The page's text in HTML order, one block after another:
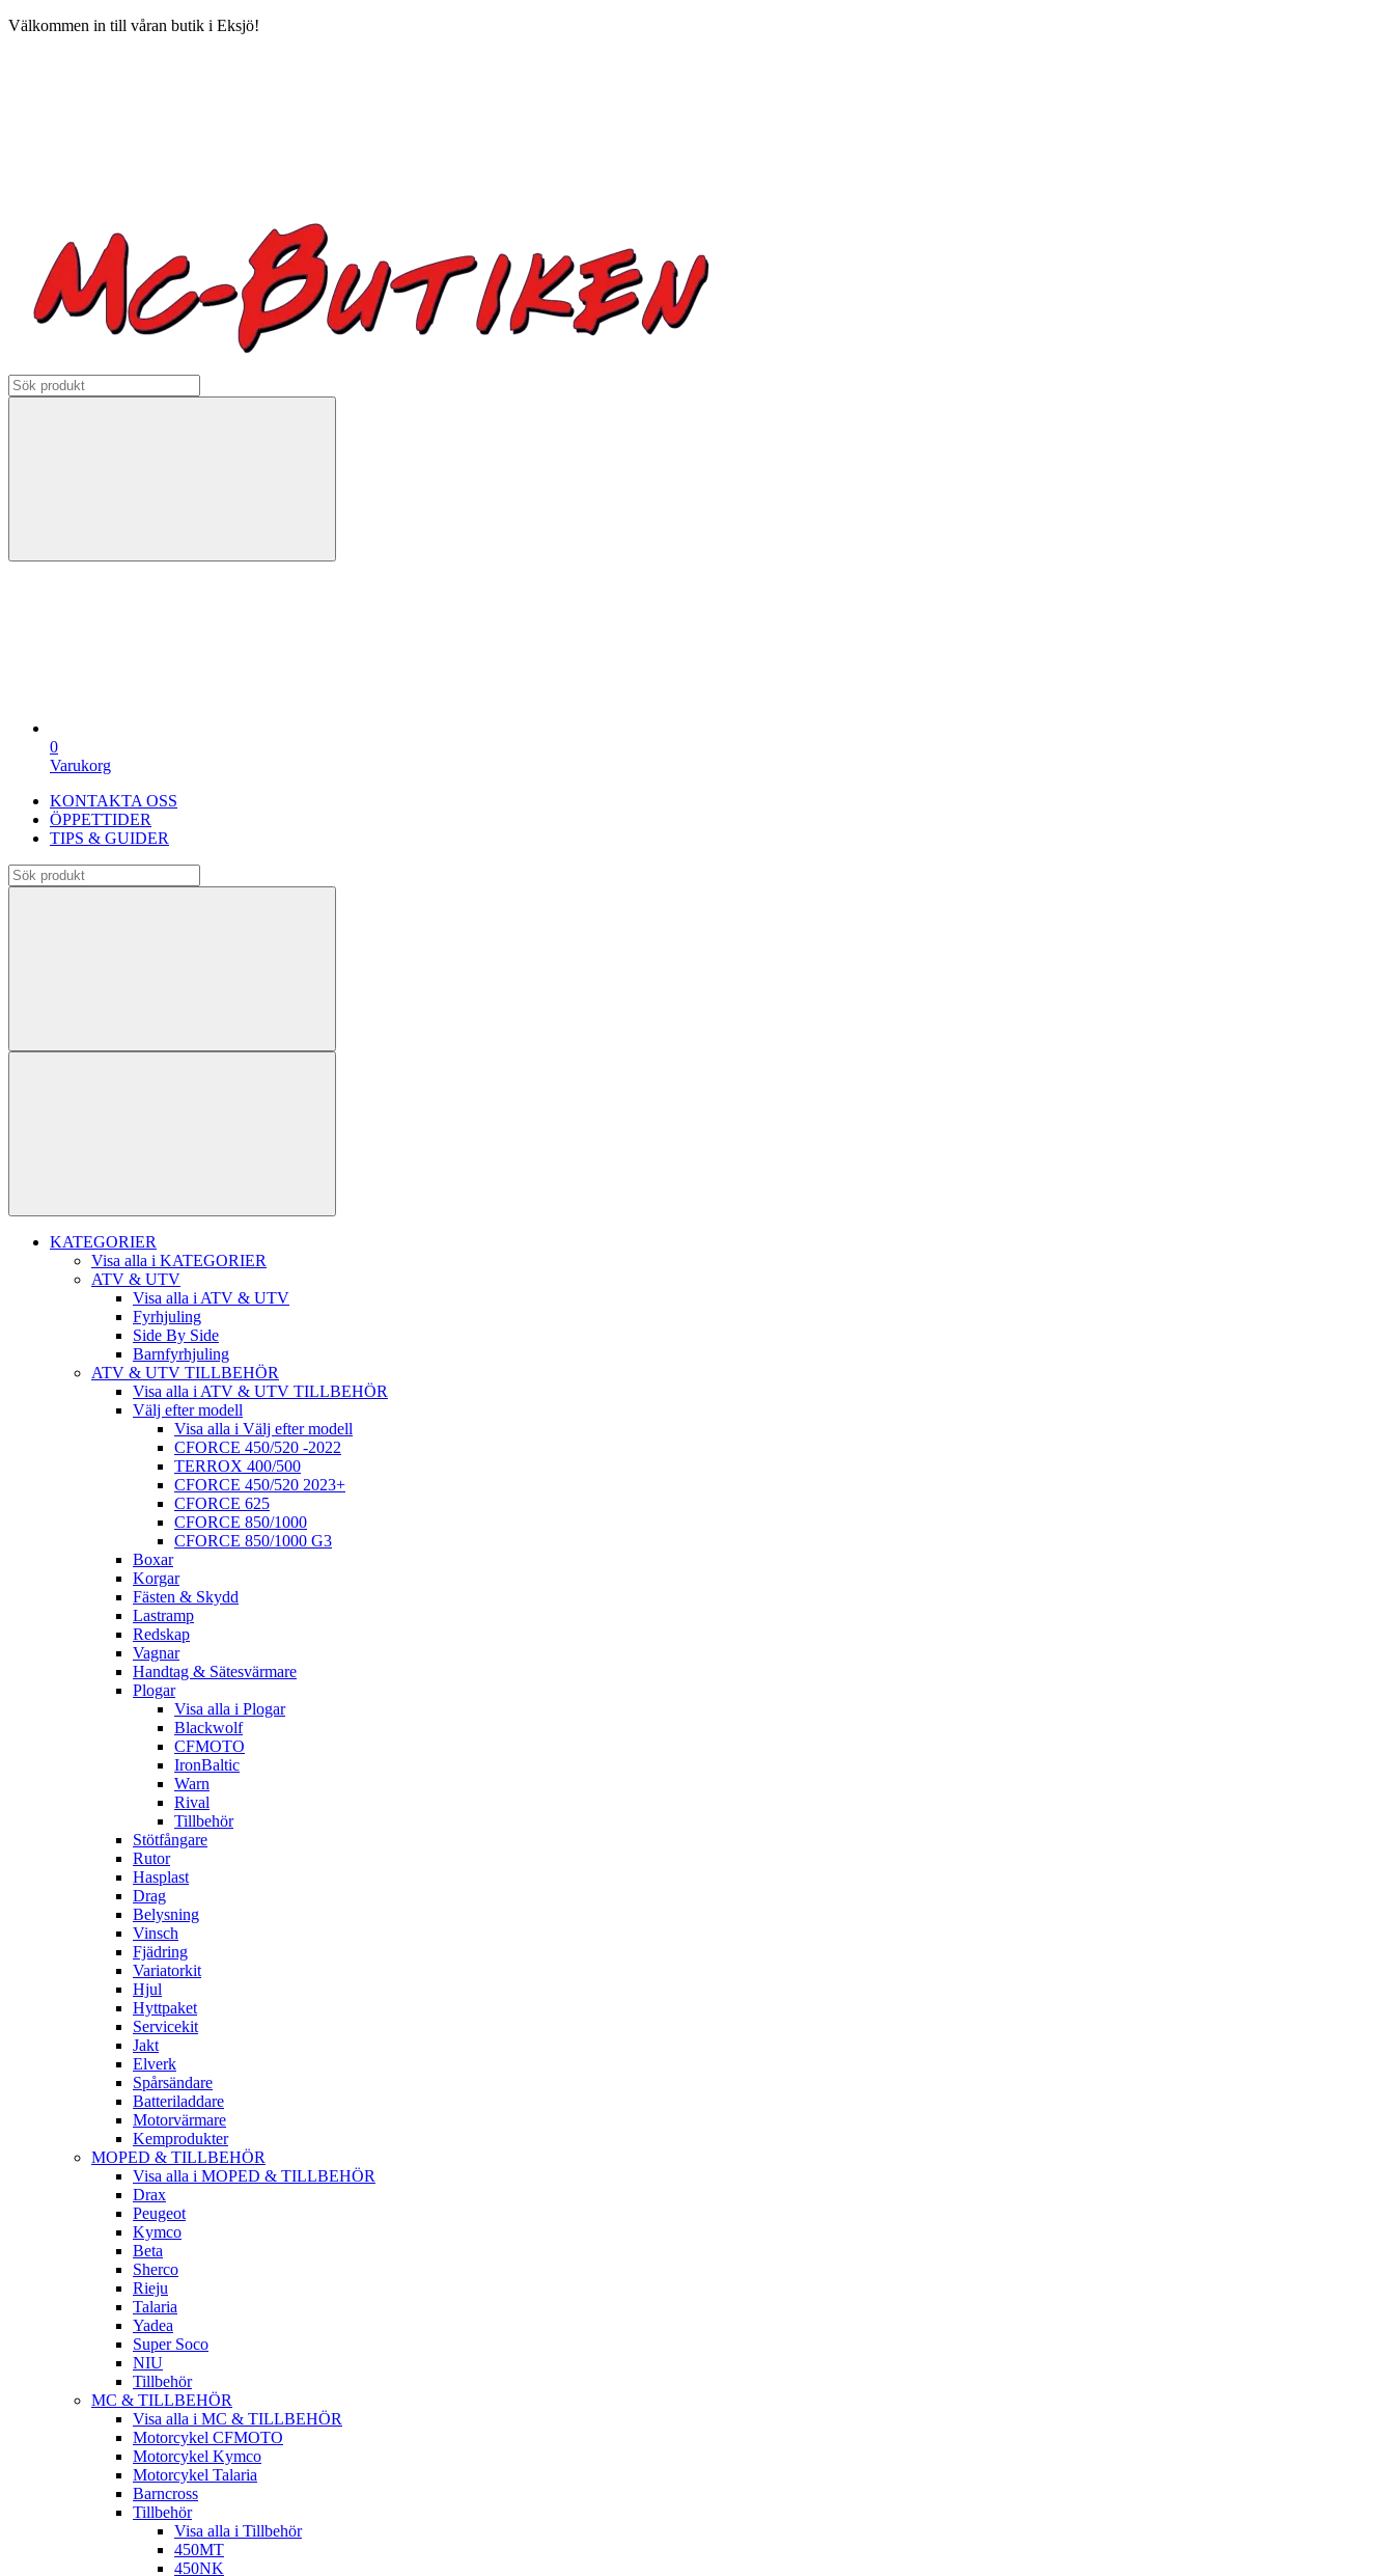
Välkommen in till våran butik i Eksjö!
0
Varukorg
KONTAKTA OSS
ÖPPETTIDER
TIPS & GUIDER
KATEGORIER
Visa alla i KATEGORIER
ATV & UTV
Visa alla i ATV & UTV
Fyrhjuling
Side By Side
Barnfyrhjuling
ATV & UTV TILLBEHÖR
Visa alla i ATV & UTV TILLBEHÖR
Välj efter modell
Visa alla i Välj efter modell
CFORCE 450/520 -2022
TERROX 400/500
CFORCE 450/520 2023+
CFORCE 625
CFORCE 850/1000
CFORCE 850/1000 G3
Boxar
Korgar
Fästen & Skydd
Lastramp
Redskap
Vagnar
Handtag & Sätesvärmare
Plogar
Visa alla i Plogar
Blackwolf
CFMOTO
IronBaltic
Warn
Rival
Tillbehör
Stötfångare
Rutor
Hasplast
Drag
Belysning
Vinsch
Fjädring
Variatorkit
Hjul
Hyttpaket
Servicekit
Jakt
Elverk
Spårsändare
Batteriladdare
Motorvärmare
Kemprodukter
MOPED & TILLBEHÖR
Visa alla i MOPED & TILLBEHÖR
Drax
Peugeot
Kymco
Beta
Sherco
Rieju
Talaria
Yadea
Super Soco
NIU
Tillbehör
MC & TILLBEHÖR
Visa alla i MC & TILLBEHÖR
Motorcykel CFMOTO
Motorcykel Kymco
Motorcykel Talaria
Barncross
Tillbehör
Visa alla i Tillbehör
450MT
450NK